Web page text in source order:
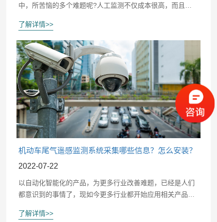
中，所苦恼的多个难题呢?人工监测不仅成本很高，而且效
常见的行业问题。从下面的详细介绍中，想必朋友们能够更
快弄懂是什么情况。
了解详情>>
机动车尾气遥感监测系统采集哪些信息？怎么安装？
2022-07-22
以自动化智能化的产品，为更多行业改善难题，已经是人们
都意识到的事情了，现如今更多行业都开始应用相关产品，
测，可以应用哪些系统产品呢?经过更多了解，大家会知道
了解详情>>